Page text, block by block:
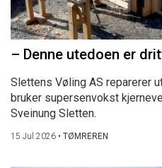
– Denne utedoen er
Slettens Vøling AS reparerer
bruker supersenvokst
Sveinung Sletten.
15 Jul 2026 • TØMREREN